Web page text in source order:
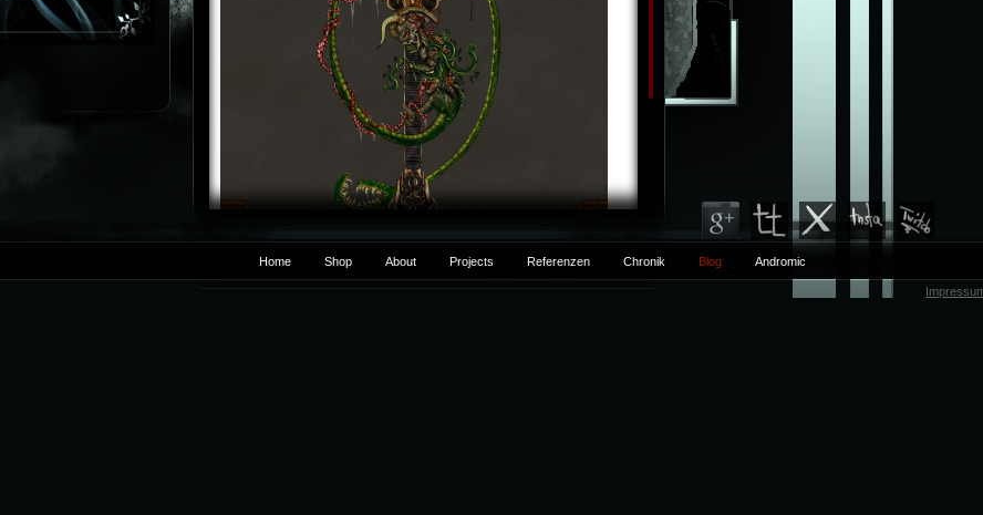
Home Shop About Projects Referenzen Chronik Blog Andromic